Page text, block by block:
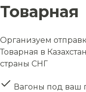
Товарная
Организуем
Товарная в
страны СНГ
Вагоны под ваш